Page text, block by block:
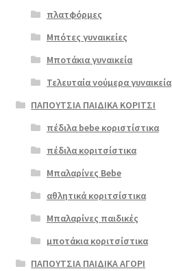
Επιλοπλατφόρμες
Μπότες γυναικείες
Μποτάκια γυναικεία
Τελευταία νούμερα γυναικεία
ΠΑΠΟΥΤΣΙΑ ΠΑΙΔΙΚΑ ΚΟΡΙΤΣΙ
πέδιλα bebe κοριστίστικα
πέδιλα κοριτσίστικα
Μπαλαρίνες Bebe
αθλητικά κοριτσίστικα
Μπαλαρίνες παιδικές
μποτάκια κοριτσίστικα
ΠΑΠΟΥΤΣΙΑ ΠΑΙΔΙΚΑ ΑΓΟΡΙ